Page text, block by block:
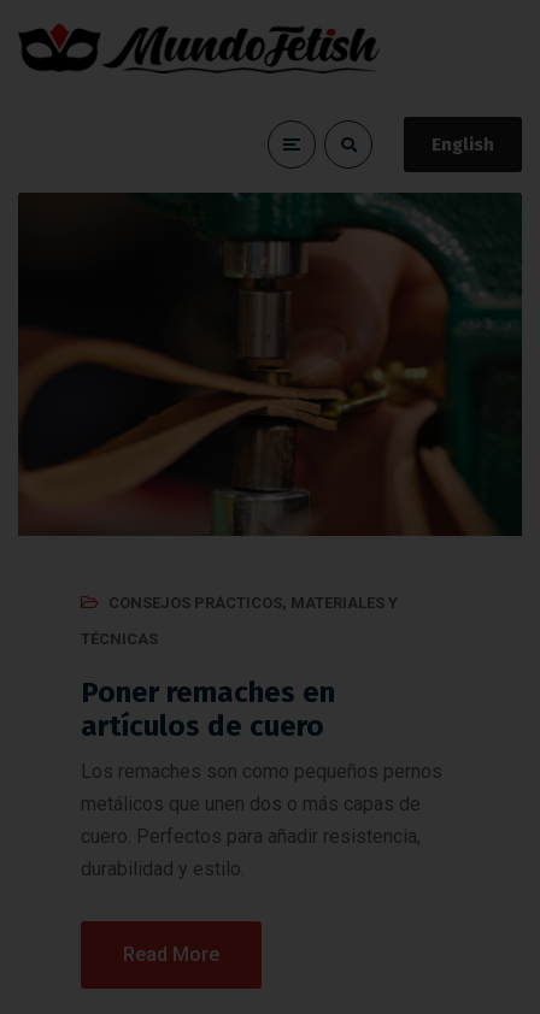
English
Consejos prácticos
Consejos prácticos
CONSEJOS PRÁCTICOS, MATERIALES Y
TÉCNICAS
Poner remaches en
artículos de cuero
Los remaches son como pequeños pernos
metálicos que unen dos o más capas de
cuero. Perfectos para añadir resistencia,
durabilidad y estilo.
Read More